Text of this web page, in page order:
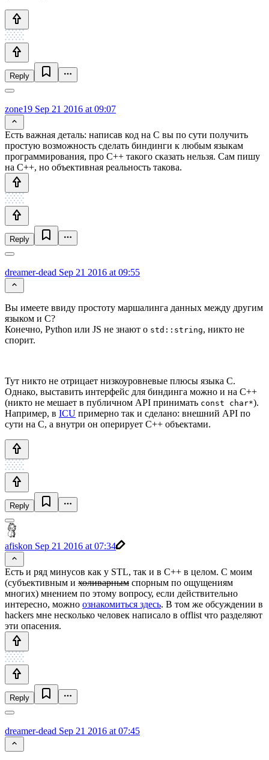
Reply
zone19 Sep 21 2016 at 09:07
Есть важная деталь: написав код на C вы по сути получить
простую возможность сделать биндинги к любым языкам
программирования, про C++ такого сказать нельзя. Сам пишу
на C++, но объективная реальность такова.
Reply
dreamer-dead Sep 21 2016 at 09:55
Вы имеете ввиду простоту маршалинга данных между другим
языком и С?
Конечно, Python или JS не знают о std::string, никто не
спорит.
Тут никто не отрицает низкоуровневые плюсы языка С.
Однако, выставить интерфейс для биндинга можно и на С++
(никто не мешает в публичном API принимать const char*).
Например, в ICU примерно так и сделано: внешний API по
сути на С, а внутри он оперирует С++ объектами.
Reply
afiskon Sep 21 2016 at 07:34
Есть и ряд минусов как у STL, так и в C++ в целом. С моим
(субъективным и холиварным спорным по ощущениям
многих) мнением по этому вопросу, если действительно
интересно, можно ознакомиться здесь. В том же обсуждении в
hackers мне несколько человек написало в offlist что разделяют
эти опасения.
Reply
dreamer-dead Sep 21 2016 at 07:45